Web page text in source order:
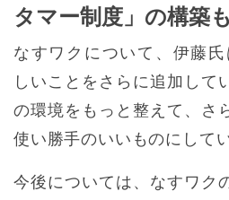
タマー制度」の構築も
なすワクについて、伊藤
しいことをさらに追加して
の環境をもっと整えて、さ
使い勝手のいいものにして
今後については、なすワク